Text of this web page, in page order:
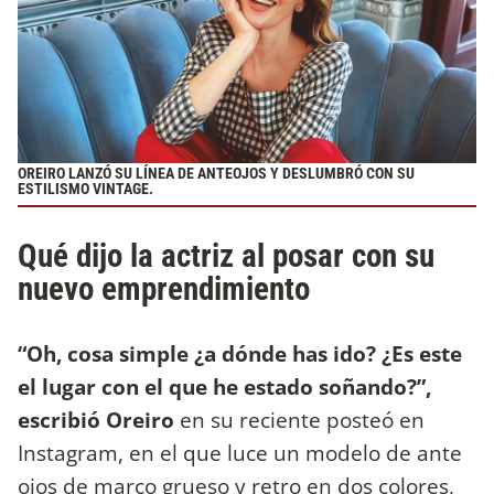
OREIRO LANZÓ SU LÍNEA DE ANTEOJOS Y DESLUMBRÓ CON SU
ESTILISMO VINTAGE.
Qué dijo la actriz al posar con su
nuevo emprendimiento
“Oh, cosa simple ¿a dónde has ido? ¿Es este
el lugar con el que he estado soñando?”,
escribió Oreiro en su reciente posteó en
Instagram, en el que luce un modelo de ante
ojos de marco grueso y retro en dos colores,